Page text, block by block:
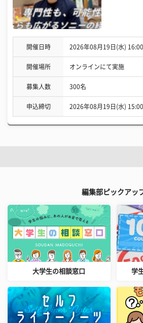
開催日時 2026年08月19日(水)
開催場所 オンラインにて実施
募集人数 300名
申込締切 2026年08月19日(水) 15:00
編集部ピックアッ
大学生の相談窓口 学